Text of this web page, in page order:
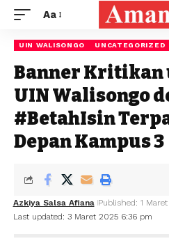
Aa
UIN WALISONGO UNCATEGORIZED
Banner Kritikan
UIN Walisongo
#BetahIsin
Depan Kampus 3
Last updated: 3 Maret 2025 6:36 pm
Azkiya Salsa Afiana Published: 1